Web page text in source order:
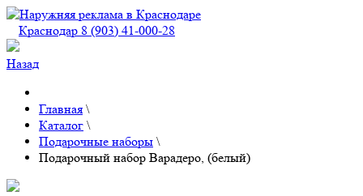
Краснодар 8 (903) 41-000-28
Назад
Главная \
Каталог \
Подарочные наборы \
Подарочный набор Варадеро, (белый)